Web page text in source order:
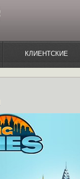
КЛИЕНТСКИЕ